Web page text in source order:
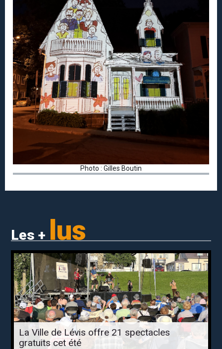
Photo : Gilles Boutin
Les + lus
La Ville de Lévis offre 21 spectacles
gratuits cet été